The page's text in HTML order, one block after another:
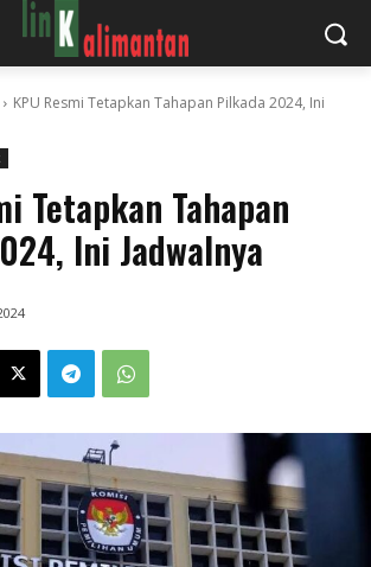
KPU Resmi Tetapkan Tahapan Pilkada 2024, Ini
Tetapkan Tahapan
Ini Jadwalnya